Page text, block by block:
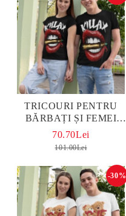
TRICOURI PENTRU
BĂRBAȚI ȘI FEMEI
BULLET KISS BLACK
70.70Lei
101.00Lei
-30%